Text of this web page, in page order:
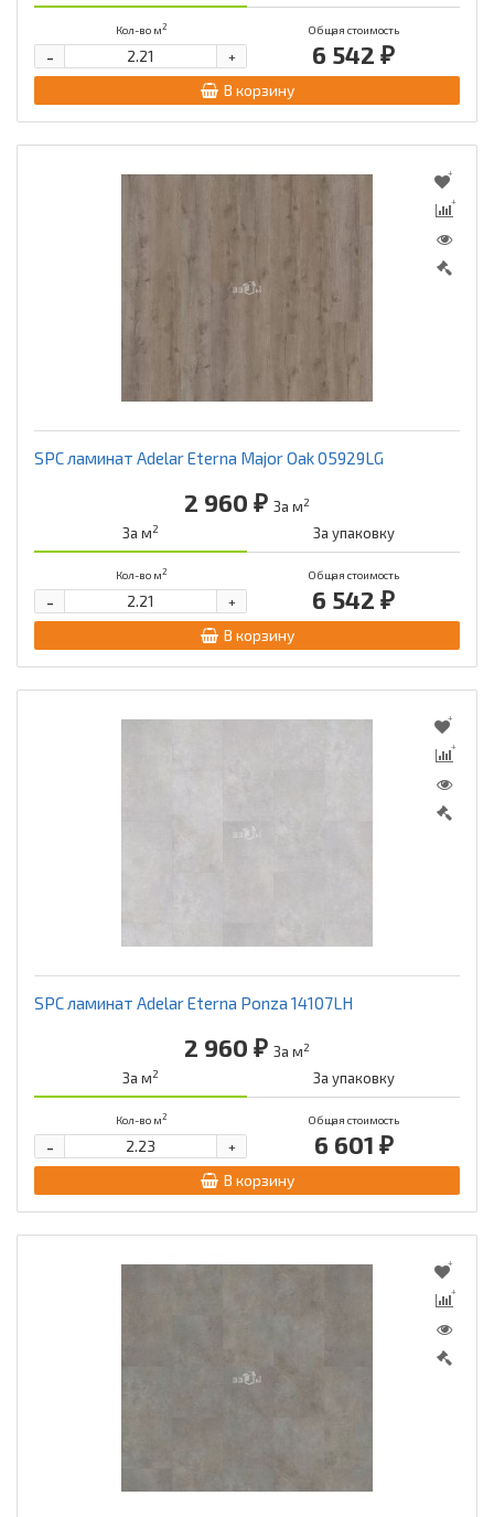
Кол-во м2 Общая стоимость
6 542 ₽
+
-
В корзину
SPC ламинат Adelar Eterna Major Oak 05929LG
2 960 ₽ За м2
За м2 За упаковку
Кол-во м2 Общая стоимость
6 542 ₽
+
-
В корзину
SPC ламинат Adelar Eterna Ponza 14107LH
2 960 ₽ За м2
За м2 За упаковку
Кол-во м2 Общая стоимость
6 601 ₽
+
-
В корзину